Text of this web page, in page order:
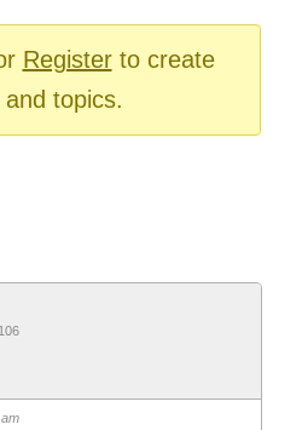
Registerto create
topics.